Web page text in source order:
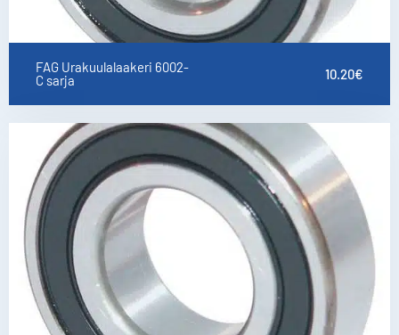
FAG Urakuulalaakeri 6002-
C sarja
10.20€